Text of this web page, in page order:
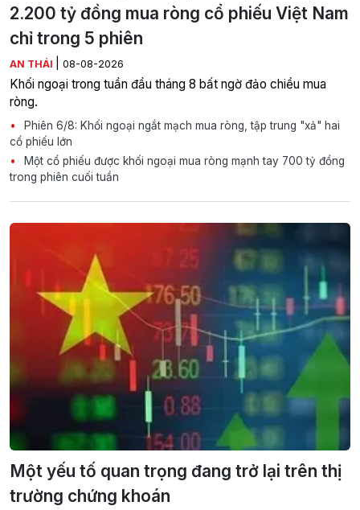
2.200 tỷ đồng mua ròng cổ phiếu Việt Nam
chỉ trong 5 phiên
AN THÁI 08-08-2026
Khối ngoại trong tuần đầu tháng 8 bất ngờ đảo chiều mua
ròng.
Phiên 6/8: Khối ngoại ngắt mạch mua ròng, tập trung "xả" hai
cổ phiếu lớn
Một cổ phiếu được khối ngoại mua ròng mạnh tay 700 tỷ đồng
trong phiên cuối tuần
Một yếu tố quan trọng đang trở lại trên thị
trường chứng khoán